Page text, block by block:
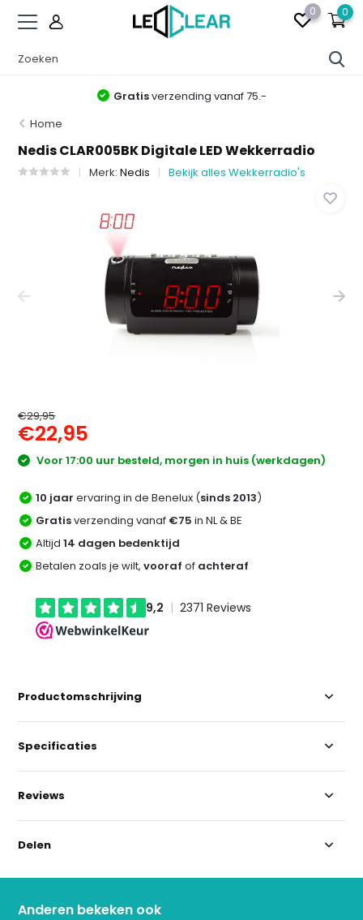
0 0
Gratisverzending vanaf 75.-
Home
Nedis CLAR005BK Digitale LED Wekkerradio
Merk:Nedis Bekijk alles Wekkerradio's
€29,95
€22,95
Voor 17:00 uur besteld, morgen in huis (werkdagen)
10 jaar ervaring in de Benelux (sinds 2013)
Gratisverzending vanaf €75 in NL & BE
Altijd14 dagen bedenktijd
Betalen zoals je wilt,vooraf of achteraf
Productomschrijving
Specificaties
Reviews
Delen
Anderen bekeken ook